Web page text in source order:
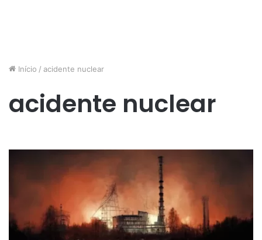
Início / acidente nuclear
acidente nuclear